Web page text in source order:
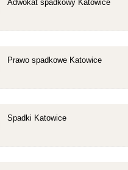
Adwokat spadkowy Katowice
Prawo spadkowe Katowice
Spadki Katowice